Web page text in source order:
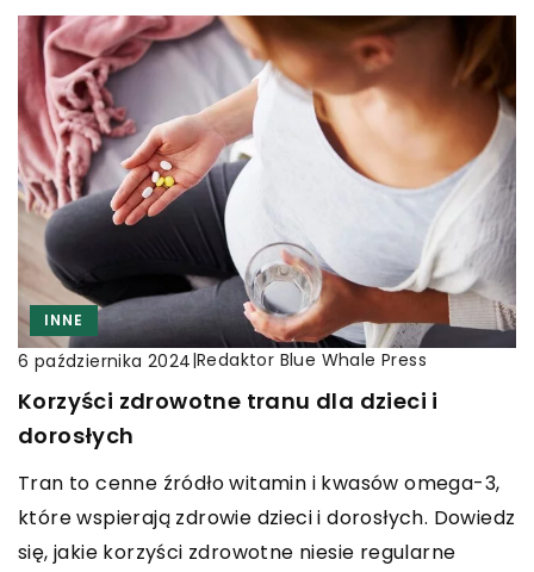
INNE
6 października 2024|Redaktor Blue Whale Press
Korzyści zdrowotne tranu dla dzieci i
dorosłych
Tran to cenne źródło witamin i kwasów omega-3,
które wspierają zdrowie dzieci i dorosłych. Dowiedz
się, jakie korzyści zdrowotne niesie regularne